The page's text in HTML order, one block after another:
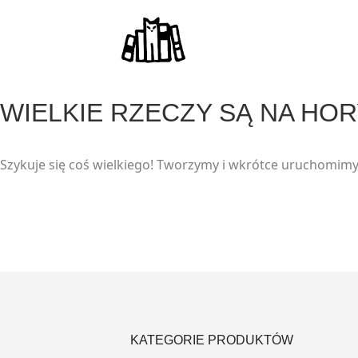
WIELKIE RZECZY SĄ NA
Szykuje się coś wielkiego! Tworzymy i wkrótce
KATEGORIE PRODUKTÓW